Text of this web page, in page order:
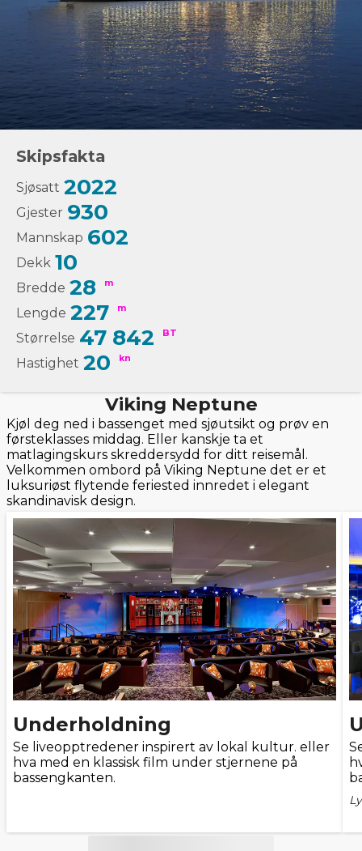
Skipsfakta
Sjøsatt 2022
Gjester 930
Mannskap 602
Dekk 10
Bredde 28 m
Lengde 227 m
Størrelse 47 842 BT
Hastighet 20 kn
Viking Neptune
Kjøl deg ned i bassenget med sjøutsikt og prøv en
førsteklasses middag. Eller kanskje ta et
matlagingskurs skreddersydd for ditt reisemål.
Velkommen ombord på Viking Neptune det er et
luksuriøst flytende feriested innredet i elegant
skandinavisk design.
Underholdning
Se liveopptredener inspirert av lokal kultur. eller
hva med en klassisk film under stjernene på
bassengkanten.